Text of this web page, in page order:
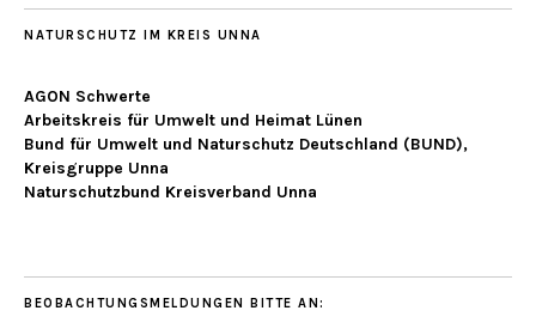
NATURSCHUTZ IM KREIS UNNA
AGON Schwerte
Arbeitskreis für Umwelt und Heimat Lünen
Bund für Umwelt und Naturschutz Deutschland (BUND),
Kreisgruppe Unna
Naturschutzbund Kreisverband Unna
BEOBACHTUNGSMELDUNGEN BITTE AN: